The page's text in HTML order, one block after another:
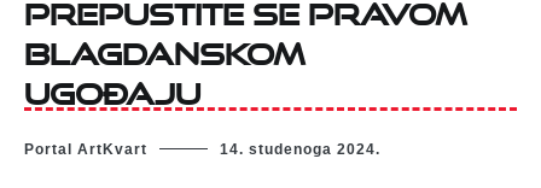
BLAGDANSKOM
UGOĐAJU
Portal ArtKvart 14. studenoga 2024.